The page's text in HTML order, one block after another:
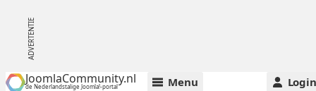
JoomlaCommunity.nl
de Nederlandstalige Joomla!-portal Menu Login